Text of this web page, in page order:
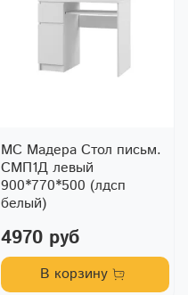
МС Мадера Стол письм.
СМП1Д левый
900*770*500 (лдсп
белый)
4970 руб
В корзину